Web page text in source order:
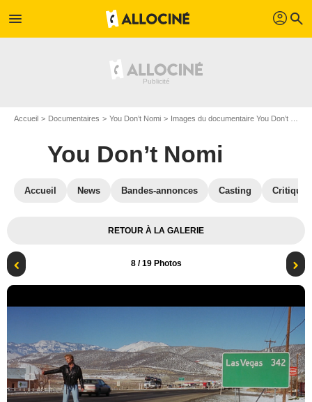
menu profil search
Accueil Documentaires You Don’t Nomi Images du documentaire You Don’t Nomi
You Don’t Nomi
Accueil News Bandes-annonces Casting
RETOUR À LA GALERIE
8/ 19 Photos